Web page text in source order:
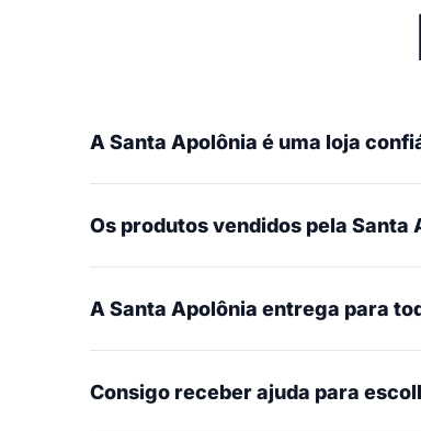
A Santa Apolônia é uma loja
Os produtos vendidos pela Santa
A Santa Apolônia entrega para
Consigo receber ajuda para